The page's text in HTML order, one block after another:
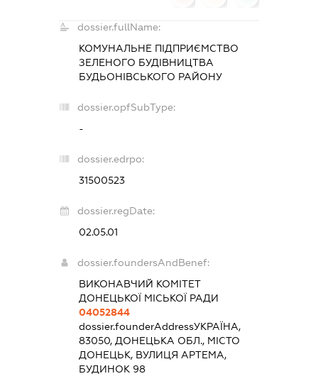
dossier.fullName:
КОМУНАЛЬНЕ ПІДПРИЄМСТВО
ЗЕЛЕНОГО БУДІВНИЦТВА
БУДЬОНІВСЬКОГО РАЙОНУ
dossier.opfSubType:
-
dossier.edrpo:
31500523
dossier.regDate:
02.05.01
dossier.foundersAndBenef:
ВИКОНАВЧИЙ КОМІТЕТ
ДОНЕЦЬКОЇ МІСЬКОЇ РАДИ
04052844
dossier.founderAddressУКРАЇНА,
83050, ДОНЕЦЬКА ОБЛ., МІСТО
ДОНЕЦЬК, ВУЛИЦЯ АРТЕМА,
БУДИНОК 98